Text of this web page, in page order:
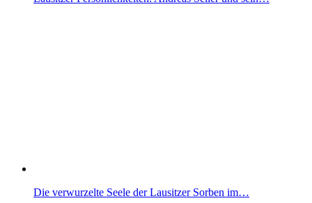
Die verwurzelte Seele der Lausitzer Sorben im…